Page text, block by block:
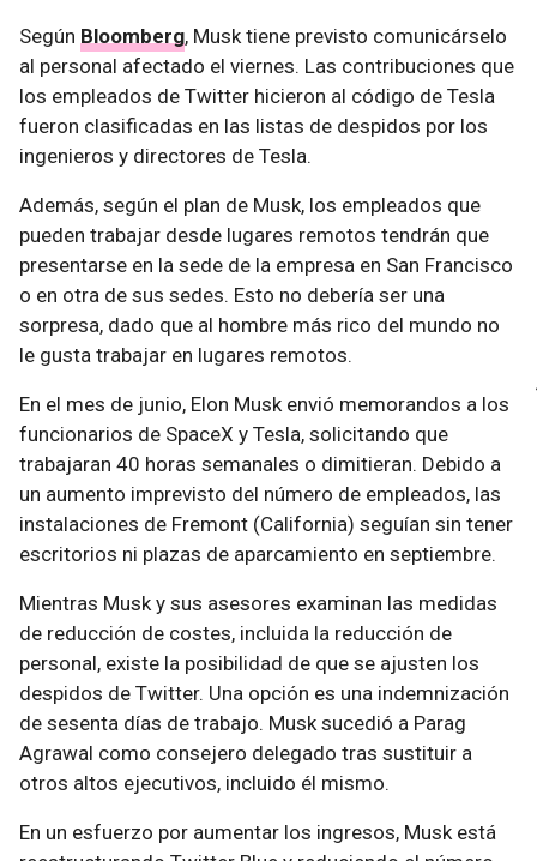
Según Bloomberg, Musk tiene previsto comunicárselo
al personal afectado el viernes. Las contribuciones que
los empleados de Twitter hicieron al código de Tesla
fueron clasificadas en las listas de despidos por los
ingenieros y directores de Tesla.
Además, según el plan de Musk, los empleados que
pueden trabajar desde lugares remotos tendrán que
presentarse en la sede de la empresa en San Francisco
o en otra de sus sedes. Esto no debería ser una
sorpresa, dado que al hombre más rico del mundo no
le gusta trabajar en lugares remotos.
En el mes de junio, Elon Musk envió memorandos a los
funcionarios de SpaceX y Tesla, solicitando que
trabajaran 40 horas semanales o dimitieran. Debido a
un aumento imprevisto del número de empleados, las
instalaciones de Fremont (California) seguían sin tener
escritorios ni plazas de aparcamiento en septiembre.
Mientras Musk y sus asesores examinan las medidas
de reducción de costes, incluida la reducción de
personal, existe la posibilidad de que se ajusten los
despidos de Twitter. Una opción es una indemnización
de sesenta días de trabajo. Musk sucedió a Parag
Agrawal como consejero delegado tras sustituir a
otros altos ejecutivos, incluido él mismo.
En un esfuerzo por aumentar los ingresos, Musk está